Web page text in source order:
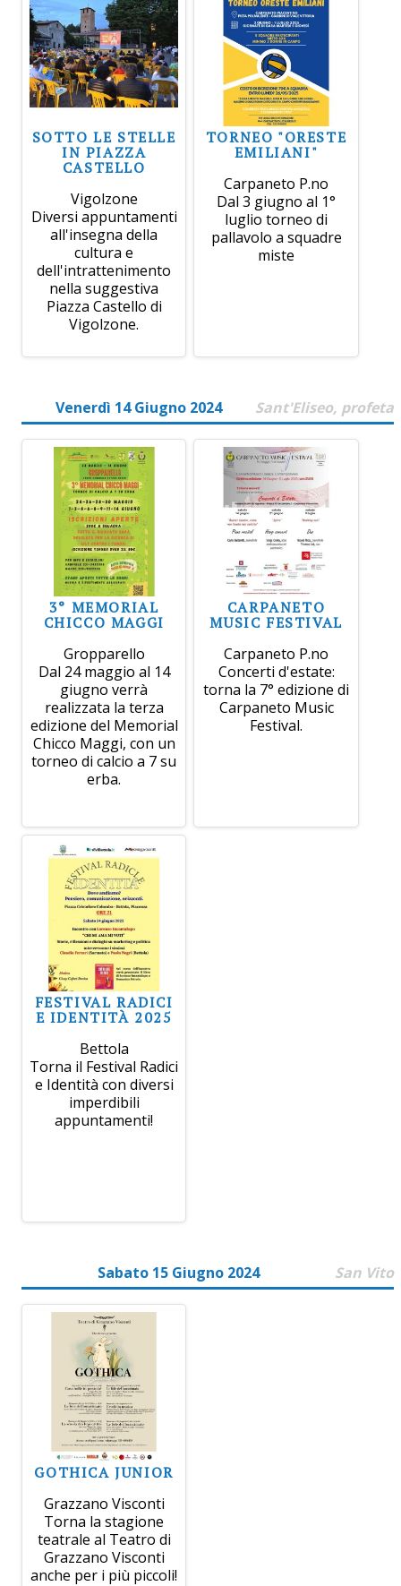
SOTTO LE STELLE
IN PIAZZA
CASTELLO
Vigolzone
Diversi appuntamenti
all'insegna della
cultura e
dell'intrattenimento
nella suggestiva
Piazza Castello di
Vigolzone.
TORNEO "ORESTE
EMILIANI"
Carpaneto P.no
Dal 3 giugno al 1°
luglio torneo di
pallavolo a squadre
miste
Venerdì 14 Giugno 2024 Sant'Eliseo, profeta
3° MEMORIAL
CHICCO MAGGI
Gropparello
Dal 24 maggio al 14
giugno verrà
realizzata la terza
edizione del Memorial
Chicco Maggi, con un
torneo di calcio a 7 su
erba.
CARPANETO
MUSIC FESTIVAL
Carpaneto P.no
Concerti d'estate:
torna la 7° edizione di
Carpaneto Music
Festival.
FESTIVAL RADICI
E IDENTITÀ 2025
Bettola
Torna il Festival Radici
e Identità con diversi
imperdibili
appuntamenti!
Sabato 15 Giugno 2024 San Vito
GOTHICA JUNIOR
Grazzano Visconti
Torna la stagione
teatrale al Teatro di
Grazzano Visconti
anche per i più piccoli!